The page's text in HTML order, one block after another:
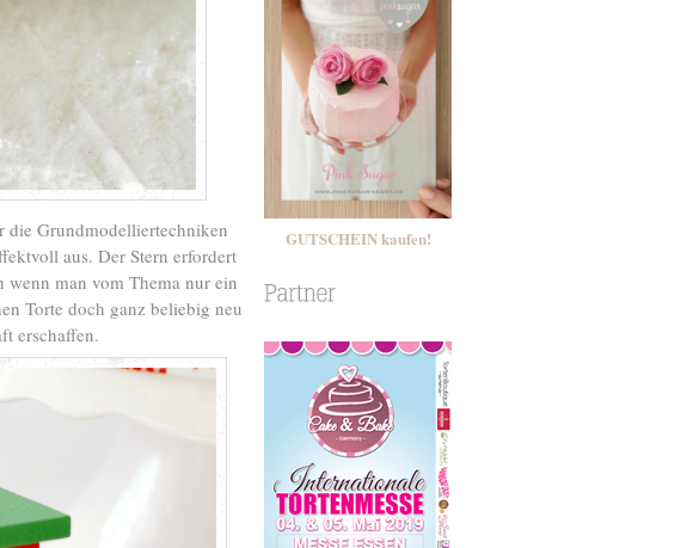
die Grundmodelliertechniken
aus. Der Stern erfordert
wenn man vom Thema nur ein
Torte doch ganz beliebig neu
erschaffen.
GUTSCHEIN kaufen!